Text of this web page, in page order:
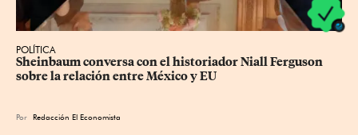
POLÍTICA
Sheinbaum conversa con el historiador Niall Ferguson
sobre la relación entre México y EU
Por Redacción El Economista